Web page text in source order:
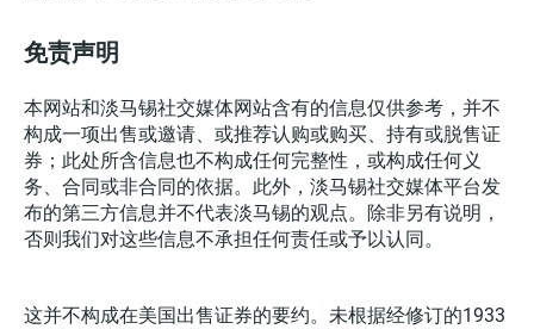
免责声明
本网站和淡马锡社交媒体网站含有的信息仅供参考，并不
构成一项出售或邀请、或推荐认购或购买、持有或脱售证
券；此处所含信息也不构成任何完整性，或构成任何义
务、合同或非合同的依据。此外，淡马锡社交媒体平台发
布的第三方信息并不代表淡马锡的观点。除非另有说明，
否则我们对这些信息不承担任何责任或予以认同。
这并不构成在美国出售证券的要约。未根据经修订的1933